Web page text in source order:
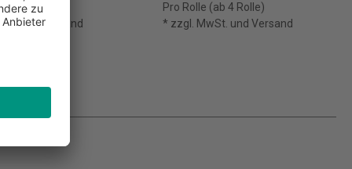
4 Rolle)
und Versand
Pro Rolle (ab 4 Rolle)
* zzgl. MwSt. und Versand